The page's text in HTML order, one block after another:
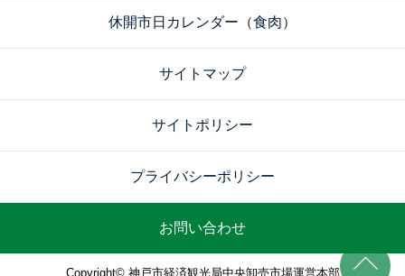
休開市日カレンダー（食肉）
サイトマップ
サイトポリシー
プライバシーポリシー
お問い合わせ
Copyright© 神戸市経済観光局中央卸売市場運営本部